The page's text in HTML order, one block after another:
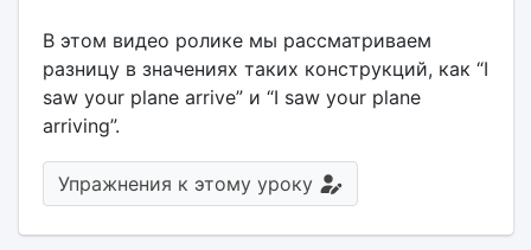
В этом видео ролике мы рассматриваем
разницу в значениях таких конструкций, как “I
saw your plane arrive” и “I saw your plane
arriving”.
Упражнения к этому уроку